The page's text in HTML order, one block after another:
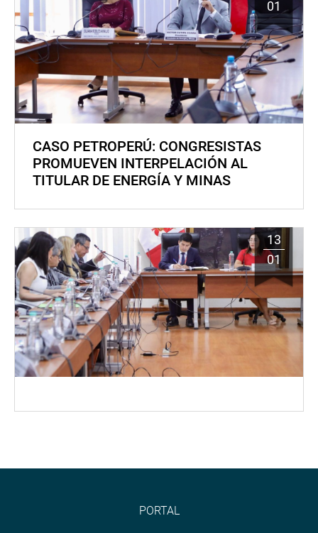
01
CASO PETROPERÚ: CONGRESISTAS
PROMUEVEN INTERPELACIÓN AL
TITULAR DE ENERGÍA Y MINAS
13
01
PORTAL